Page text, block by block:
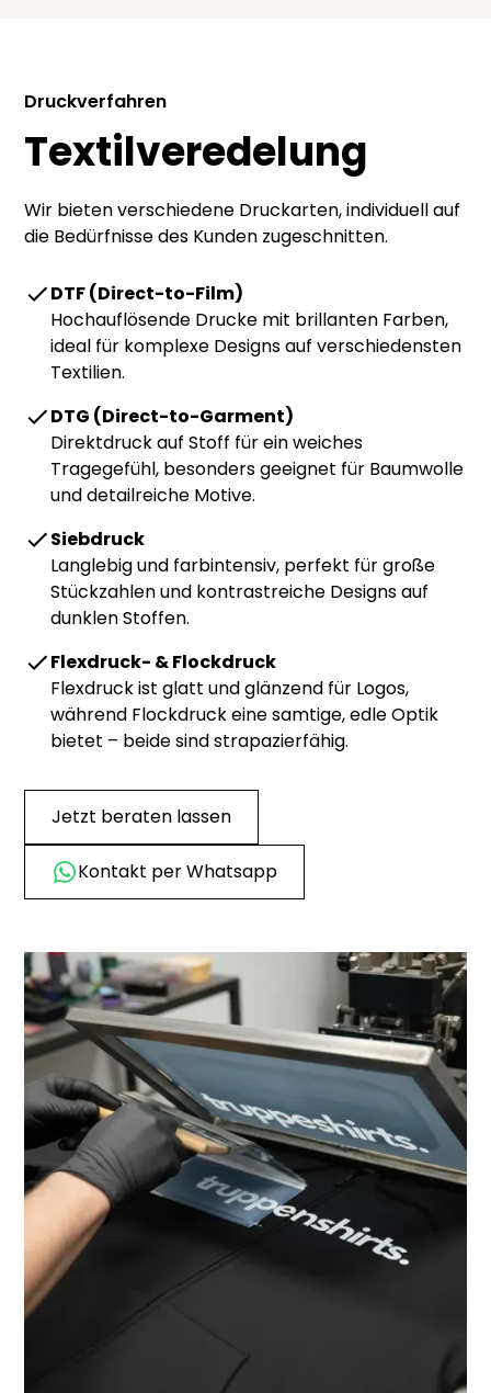
Druckverfahren
Textilveredelung
Wir bieten verschiedene Druckarten, individuell auf
die Bedürfnisse des Kunden zugeschnitten.
DTF (Direct-to-Film)
Hochauflösende Drucke mit brillanten Farben,
ideal für komplexe Designs auf verschiedensten
Textilien.
DTG (Direct-to-Garment)
Direktdruck auf Stoff für ein weiches
Tragegefühl, besonders geeignet für Baumwolle
und detailreiche Motive.
Siebdruck
Langlebig und farbintensiv, perfekt für große
Stückzahlen und kontrastreiche Designs auf
dunklen Stoffen.
Flexdruck- & Flockdruck
Flexdruck ist glatt und glänzend für Logos,
während Flockdruck eine samtige, edle Optik
bietet – beide sind strapazierfähig.
Jetzt beraten lassen
Kontakt per Whatsapp